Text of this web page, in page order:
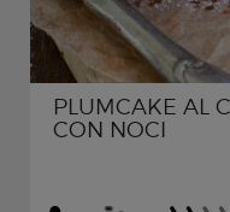
PLUMCAKE AL
CON NOCI